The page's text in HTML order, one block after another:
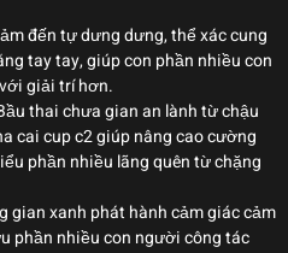
đến tự dưng dưng, thể xác cung
tay tay, giúp con phần nhiều con
giải trí hơn.
thai chưa gian an lành từ chậu
cai cup c2 giúp nâng cao cường
phần nhiều lãng quên từ chặng
gian xanh phát hành cảm giác cảm
phần nhiều con người công tác